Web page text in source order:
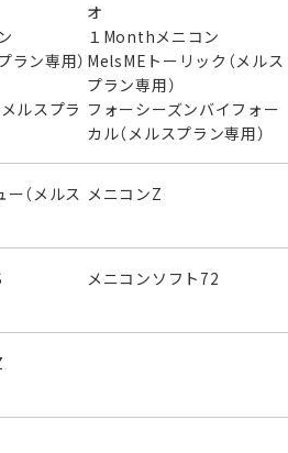
オ
ラン専用）
１Monthメニコン
MelsMEトーリック（メルス
プラン専用）
ルスプラ フォーシーズンバイフォー
カル（メルスプラン専用）
（メルス メニコンZ
メニコンソフト72